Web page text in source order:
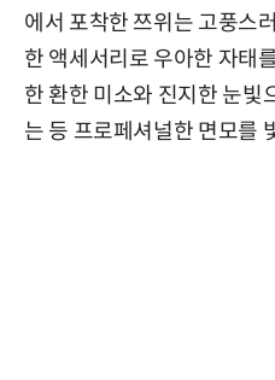
에서 포착한 쯔위는 고풍스
한 액세서리로 우아한 자태
한 환한 미소와 진지한 눈빛
는 등 프로페셔널한 면모를